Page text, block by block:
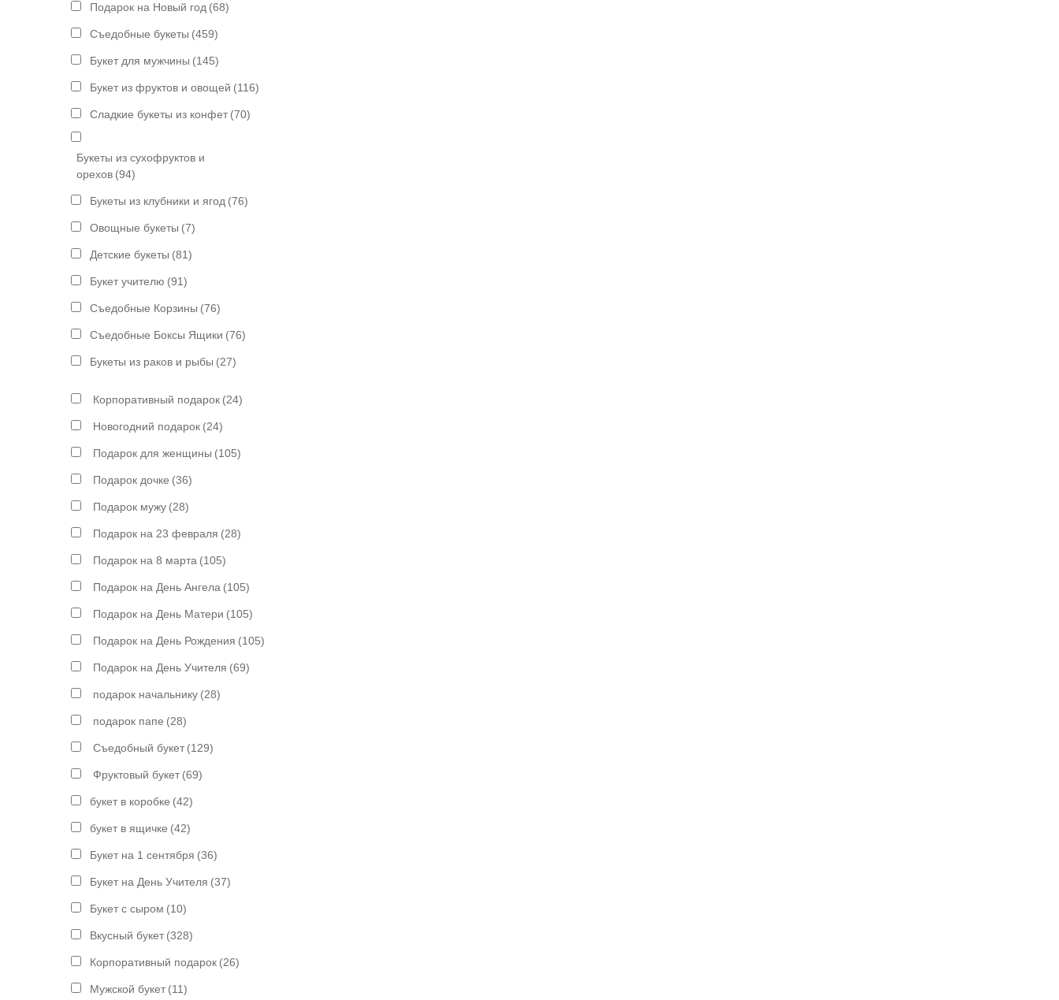
Подарок на Новый год (68)
Съедобные букеты (459)
Букет для мужчины (145)
Букет из фруктов и овощей (116)
Сладкие букеты из конфет (70)
Букеты из сухофруктов и
орехов (94)
Букеты из клубники и ягод (76)
Овощные букеты (7)
Детские букеты (81)
Букет учителю (91)
Съедобные Корзины (76)
Съедобные Боксы Ящики (76)
Букеты из раков и рыбы (27)
Корпоративный подарок (24)
Новогодний подарок (24)
Подарок для женщины (105)
Подарок дочке (36)
Подарок мужу (28)
Подарок на 23 февраля (28)
Подарок на 8 марта (105)
Подарок на День Ангела (105)
Подарок на День Матери (105)
Подарок на День Рождения (105)
Подарок на День Учителя (69)
подарок начальнику (28)
подарок папе (28)
Съедобный букет (129)
Фруктовый букет (69)
букет в коробке (42)
букет в ящичке (42)
Букет на 1 сентября (36)
Букет на День Учителя (37)
Букет с сыром (10)
Вкусный букет (328)
Корпоративный подарок (26)
Мужской букет (11)